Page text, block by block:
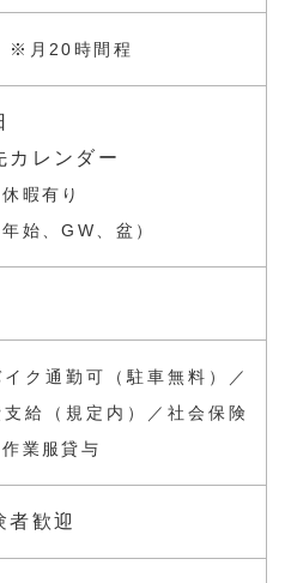
※月20時間程
カレンダー
暇有り
年始、GW、盆）
ク通勤可（駐車無料）／
給（規定内）／社会保険
業服貸与
者歓迎